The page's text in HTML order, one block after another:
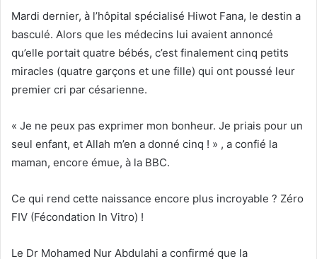
Mardi dernier, à l’hôpital spécialisé Hiwot Fana, le destin a
basculé. Alors que les médecins lui avaient annoncé
qu’elle portait quatre bébés, c’est finalement cinq petits
miracles (quatre garçons et une fille) qui ont poussé leur
premier cri par césarienne.
« Je ne peux pas exprimer mon bonheur. Je priais pour un
seul enfant, et Allah m’en a donné cinq ! » , a confié la
maman, encore émue, à la BBC.
Ce qui rend cette naissance encore plus incroyable ? Zéro
FIV (Fécondation In Vitro) !
Le Dr Mohamed Nur Abdulahi a confirmé que la